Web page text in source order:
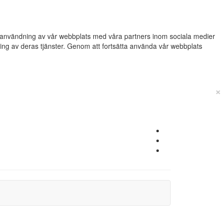
av vår webbplats med våra partners inom sociala medier
av deras tjänster. Genom att fortsätta använda vår webbplats
×